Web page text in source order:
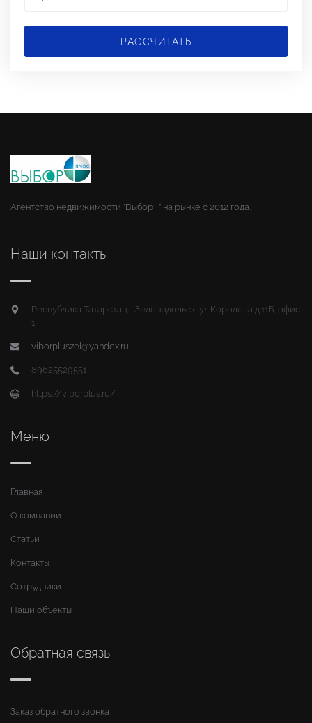
РАССЧИТАТЬ
Агентство недвижимости "Выбор +" на рынке с 2012 года.
Наши контакты
Республика Татарстан, г.Зеленодольск, ул.Королева д.11Б, офис
1
viborpluszel@yandex.ru
89625529551
https://viborplus.ru/
Меню
Главная
О компании
Статьи
Контакты
Сотрудники
Наши объекты
Обратная связь
Заказ обратного звонка